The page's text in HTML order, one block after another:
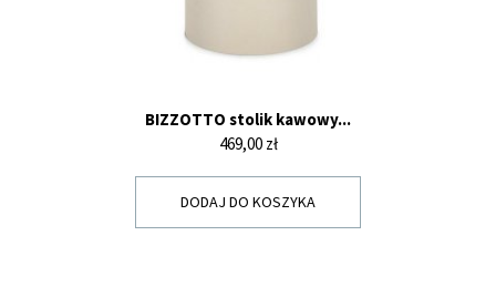
BIZZOTTO stolik kawowy...
Cena
469,00 zł
DODAJ DO KOSZYKA